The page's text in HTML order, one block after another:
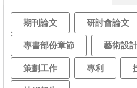
期刊論文 研討會論文
專書部份章節 藝術設
策劃工作 專利